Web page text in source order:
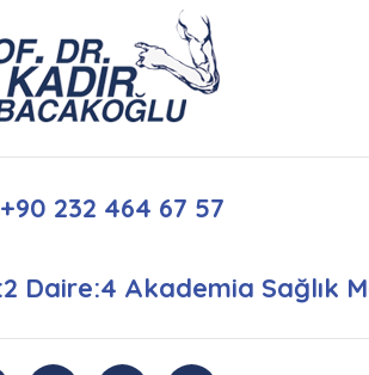
+90 232 464 67 57
Daire:4 Akademia Sağlık